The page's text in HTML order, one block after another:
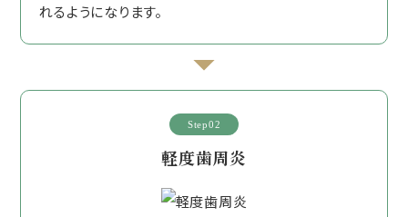
れるようになります。
Step02
軽度歯周炎